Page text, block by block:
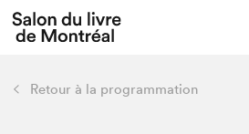
L'événement
retour
Retour à la programmation